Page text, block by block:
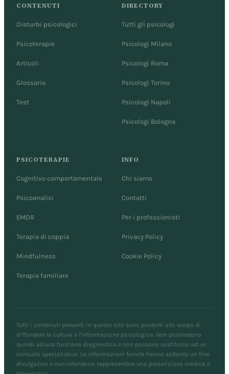
CONTENUTI
Disturbi psicologici
Psicoterapie
Articoli
Glossario
Test
DIRECTORY
Tutti gli psicologi
Psicologi Milano
Psicologi Roma
Psicologi Torino
Psicologi Napoli
Psicologi Bologna
PSICOTERAPIE
Cognitivo comportamentale
Psicoanalisi
EMDR
Terapia di coppia
Mindfulness
Terapia familiare
INFO
Chi siamo
Contatti
Per i professionisti
Privacy Policy
Cookie Policy
Tutti i contenuti presenti in questo sito sono prodotti allo scopo di
diffondere la cultura e l'informazione psicologica. Non possiedono
quindi alcuna funzione diagnostica e non possono sostituirsi ad un
consulto specialistico. Le informazioni fornite hanno soltanto un fine
divulgativo e non intendono rappresentare una prescrizione medica o